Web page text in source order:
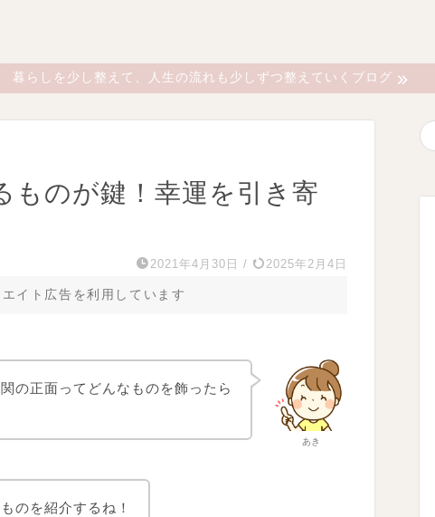
暮らしを少し整えて、人生の流れも少しずつ整えていくブログ
ものが鍵！幸運を引き寄
2021年4月30日 / 2025年2月4日
イト広告を利用しています
あき
の正面ってどんなものを飾ったら
のを紹介するね！